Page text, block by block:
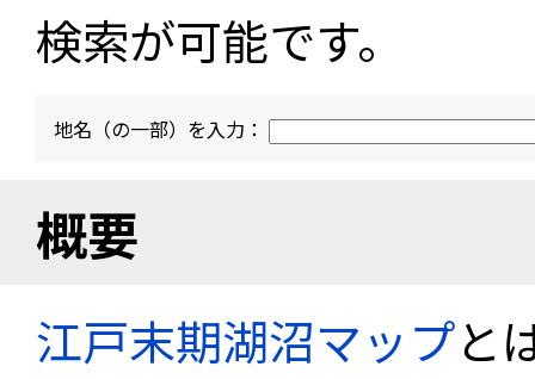
検索が可能です。
地名（の一部）を入力：
概要
江戸末期湖沼マップと